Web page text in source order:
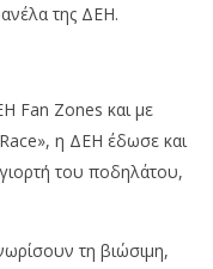
της ΔΕΗ.
Fan Zones και με
η ΔΕΗ έδωσε και
του ποδηλάτου,
τη βιώσιμη,